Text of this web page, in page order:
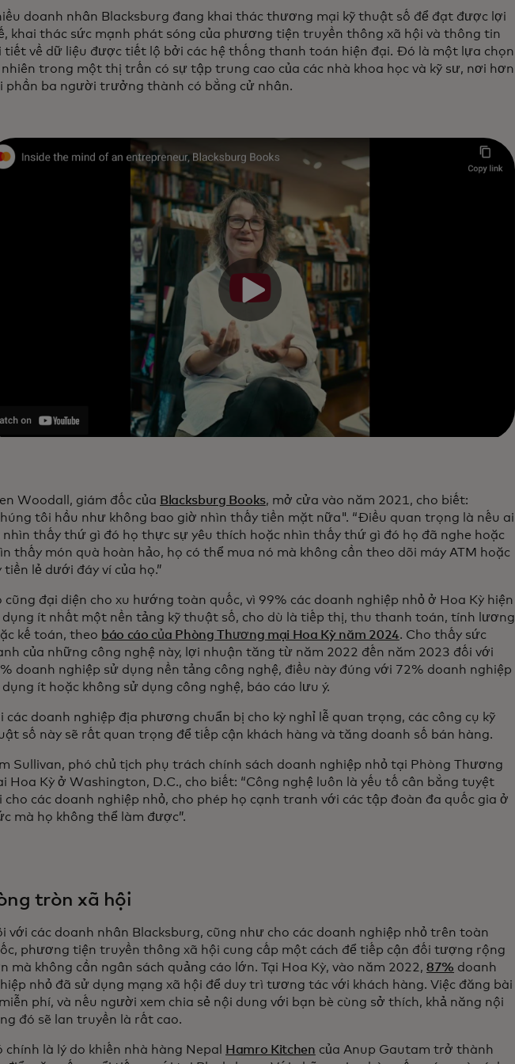
doanh nhân Blacksburg đang khai thác thương mại kỹ thuật số để đạt được lợi
khai thác sức mạnh phát sóng của phương tiện truyền thông xã hội và thông tin
tiết về dữ liệu được tiết lộ bởi các hệ thống thanh toán hiện đại. Đó là một lựa chọn
trong một thị trấn có sự tập trung cao của các nhà khoa học và kỹ sư, nơi hơn
phần ba người trưởng thành có bằng cử nhân.
Woodall, giám đốc của Blacksburg Books, mở cửa vào năm 2021, cho biết:
tôi hầu như không bao giờ nhìn thấy tiền mặt nữa". “Điều quan trọng là nếu ai
nhìn thấy thứ gì đó họ thực sự yêu thích hoặc nhìn thấy thứ gì đó họ đã nghe hoặc
thấy món quà hoàn hảo, họ có thể mua nó mà không cần theo dõi máy ATM hoặc
tiền lẻ dưới đáy ví của họ.”
cũng đại diện cho xu hướng toàn quốc, vì 99% các doanh nghiệp nhỏ ở Hoa Kỳ hiện
dụng ít nhất một nền tảng kỹ thuật số, cho dù là tiếp thị, thu thanh toán, tính lương
kế toán, theo báo cáo của Phòng Thương mại Hoa Kỳ năm 2024. Cho thấy sức
của những công nghệ này, lợi nhuận tăng từ năm 2022 đến năm 2023 đối với
doanh nghiệp sử dụng nền tảng công nghệ, điều này đúng với 72% doanh nghiệp
dụng ít hoặc không sử dụng công nghệ, báo cáo lưu ý.
các doanh nghiệp địa phương chuẩn bị cho kỳ nghỉ lễ quan trọng, các công cụ kỹ
số này sẽ rất quan trọng để tiếp cận khách hàng và tăng doanh số bán hàng.
Sullivan, phó chủ tịch phụ trách chính sách doanh nghiệp nhỏ tại Phòng Thương
Hoa Kỳ ở Washington, D.C., cho biết: “Công nghệ luôn là yếu tố cân bằng tuyệt
cho các doanh nghiệp nhỏ, cho phép họ cạnh tranh với các tập đoàn đa quốc gia ở
mà họ không thể làm được”.
tròn xã hội
với các doanh nhân Blacksburg, cũng như cho các doanh nghiệp nhỏ trên toàn
phương tiện truyền thông xã hội cung cấp một cách để tiếp cận đối tượng rộng
mà không cần ngân sách quảng cáo lớn. Tại Hoa Kỳ, vào năm 2022, 87% doanh
nhỏ đã sử dụng mạng xã hội để duy trì tương tác với khách hàng. Việc đăng bài
miễn phí, và nếu người xem chia sẻ nội dung với bạn bè cùng sở thích, khả năng nội
đó sẽ lan truyền là rất cao.
chính là lý do khiến nhà hàng Nepal Hamro Kitchen của Anup Gautam trở thành